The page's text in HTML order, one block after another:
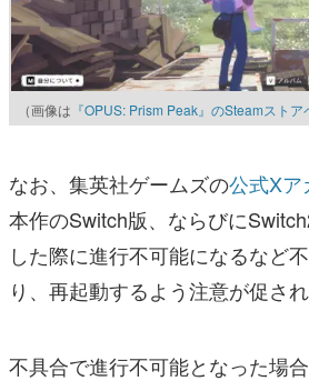
（画像は 『OPUS: Prism Peak』のSteamストア
なお、集英社ゲームズの公式Xア
本作のSwitch版、ならびに
した際に進行不可能になるなど
り、再起動するよう注意が促され
不具合で進行不可能となった場